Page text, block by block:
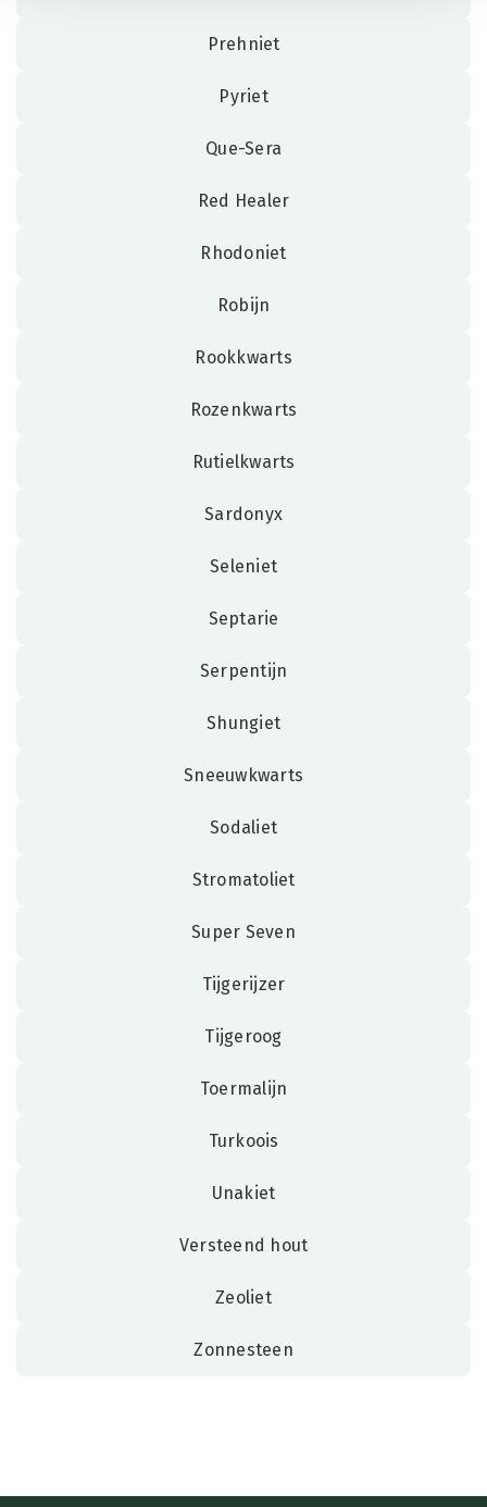
Prehniet
Pyriet
Que-Sera
Red Healer
Rhodoniet
Robijn
Rookkwarts
Rozenkwarts
Rutielkwarts
Sardonyx
Seleniet
Septarie
Serpentijn
Shungiet
Sneeuwkwarts
Sodaliet
Stromatoliet
Super Seven
Tijgerijzer
Tijgeroog
Toermalijn
Turkoois
Unakiet
Versteend hout
Zeoliet
Zonnesteen